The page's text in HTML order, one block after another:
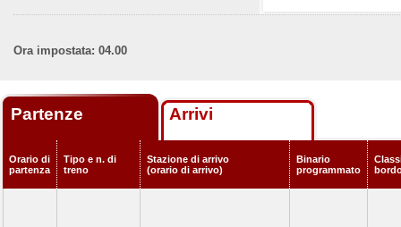
Ora impostata: 04.00
Partenze Arrivi
Orario di
partenza
Tipo e n. di
treno
Stazione di arrivo
(orario di arrivo)
Binario
programmato